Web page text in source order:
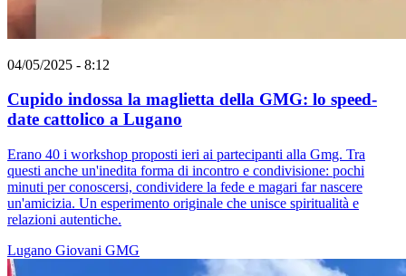
04/05/2025 - 8:12
Cupido indossa la maglietta della GMG: lo speed-
date cattolico a Lugano
Erano 40 i workshop proposti ieri ai partecipanti alla Gmg. Tra
questi anche un'inedita forma di incontro e condivisione: pochi
minuti per conoscersi, condividere la fede e magari far nascere
un'amicizia. Un esperimento originale che unisce spiritualità e
relazioni autentiche.
Lugano Giovani GMG